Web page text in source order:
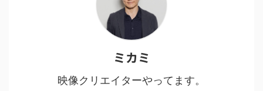
ミカミ
映像クリエイターやってます。